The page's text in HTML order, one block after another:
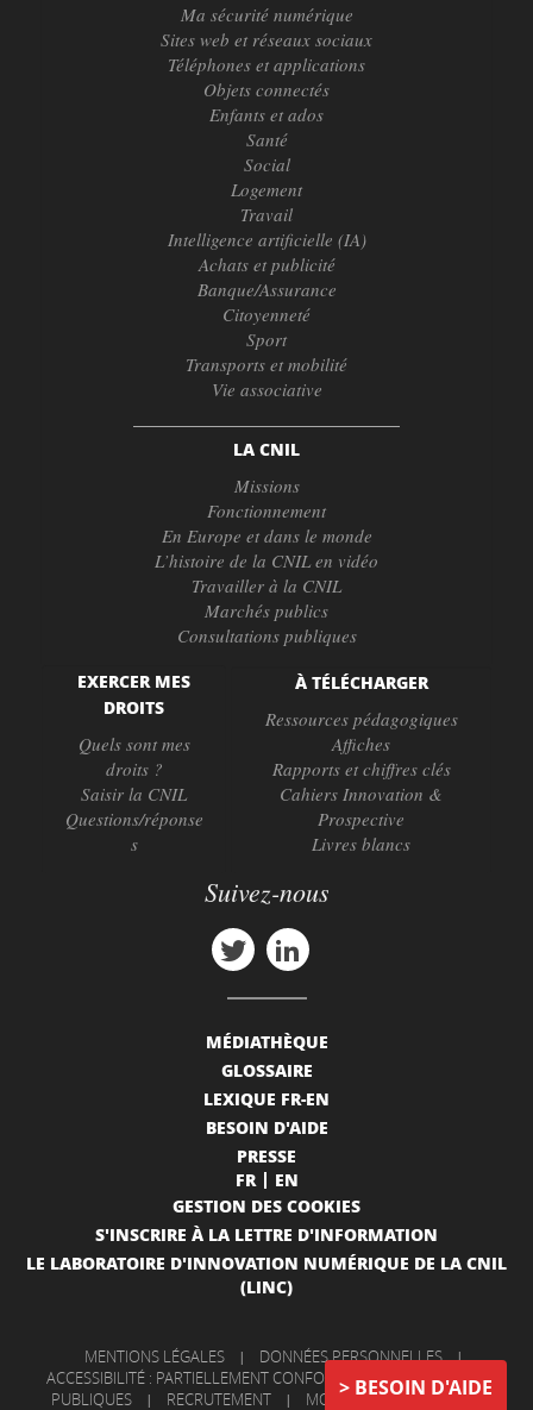
BESOIN D'AIDE
Ma sécurité numérique
Sites web et réseaux sociaux
Téléphones et applications
Objets connectés
Enfants et ados
Santé
Social
Logement
Travail
Intelligence artificielle (IA)
Achats et publicité
Banque/Assurance
Citoyenneté
Sport
Transports et mobilité
Vie associative
LA CNIL
Missions
Fonctionnement
En Europe et dans le monde
L’histoire de la CNIL en vidéo
Travailler à la CNIL
Marchés publics
Consultations publiques
EXERCER MES
DROITS
Quels sont mes
droits ?
Saisir la CNIL
Questions/réponse
s
À TÉLÉCHARGER
Ressources pédagogiques
Affiches
Rapports et chiffres clés
Cahiers Innovation &
Prospective
Livres blancs
Suivez-nous
MÉDIATHÈQUE
GLOSSAIRE
LEXIQUE FR-EN
BESOIN D'AIDE
PRESSE
FR
EN
GESTION DES COOKIES
S'INSCRIRE À LA LETTRE D'INFORMATION
LE LABORATOIRE D'INNOVATION NUMÉRIQUE DE LA CNIL
(LINC)
MENTIONS LÉGALES | DONNÉES PERSONNELLES |
ACCESSIBILITÉ : PARTIELLEMENT CONFORME
|
INFORMATIONS
PUBLIQUES
| RECRUTEMENT | MON COMPTE |
NOUS